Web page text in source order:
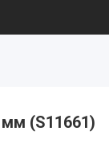
мм (S11661)